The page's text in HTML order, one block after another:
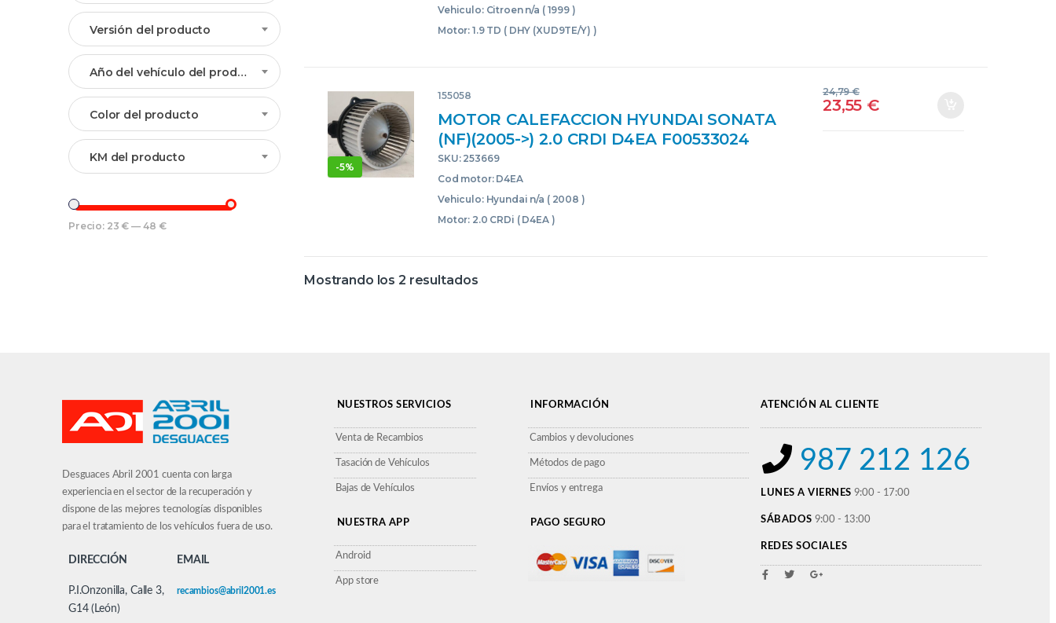
Vehiculo: Citroen n/a ( 1999 )
Motor: 1.9 TD ( DHY (XUD9TE/Y) )
-5%
155058
MOTOR CALEFACCION HYUNDAI SONATA
(NF)(2005->) 2.0 CRDI D4EA F00533024
NEGRO VENTILADOR
SKU: 253669
Cod motor: D4EA
Vehiculo: Hyundai n/a ( 2008 )
Motor: 2.0 CRDi ( D4EA )
23,55 €
24,79€
Mostrando los 2 resultados
Versión del producto
Año del vehículo del producto
Color del producto
KM del producto
Precio: 23 € — 48 €
Desguaces Abril 2001 cuenta con larga
experiencia en el sector de la recuperación y
dispone de las mejores tecnologías disponibles
para el tratamiento de los vehículos fuera de uso.
DIRECCIÓN EMAIL
P.I.Onzonilla, Calle 3,
G14 (León)
recambios@abril2001.es
NUESTROS SERVICIOS
Venta de Recambios
Tasación de Vehículos
Bajas de Vehículos
NUESTRA APP
Android
App store
INFORMACIÓN
Cambios y devoluciones
Métodos de pago
Envíos y entrega
PAGO SEGURO
ATENCIÓN AL CLIENTE
987 212 126
LUNES A VIERNES 9:00 - 17:00
SÁBADOS 9:00 - 13:00
REDES SOCIALES